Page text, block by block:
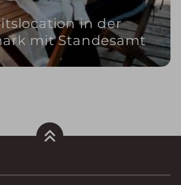
in der
mit Standesamt